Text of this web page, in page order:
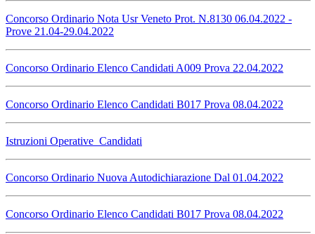
Concorso Ordinario Nota Usr Veneto Prot. N.8130 06.04.2022 -
Prove 21.04-29.04.2022
Concorso Ordinario Elenco Candidati A009 Prova 22.04.2022
Concorso Ordinario Elenco Candidati B017 Prova 08.04.2022
Istruzioni Operative_Candidati
Concorso Ordinario Nuova Autodichiarazione Dal 01.04.2022
Concorso Ordinario Elenco Candidati B017 Prova 08.04.2022